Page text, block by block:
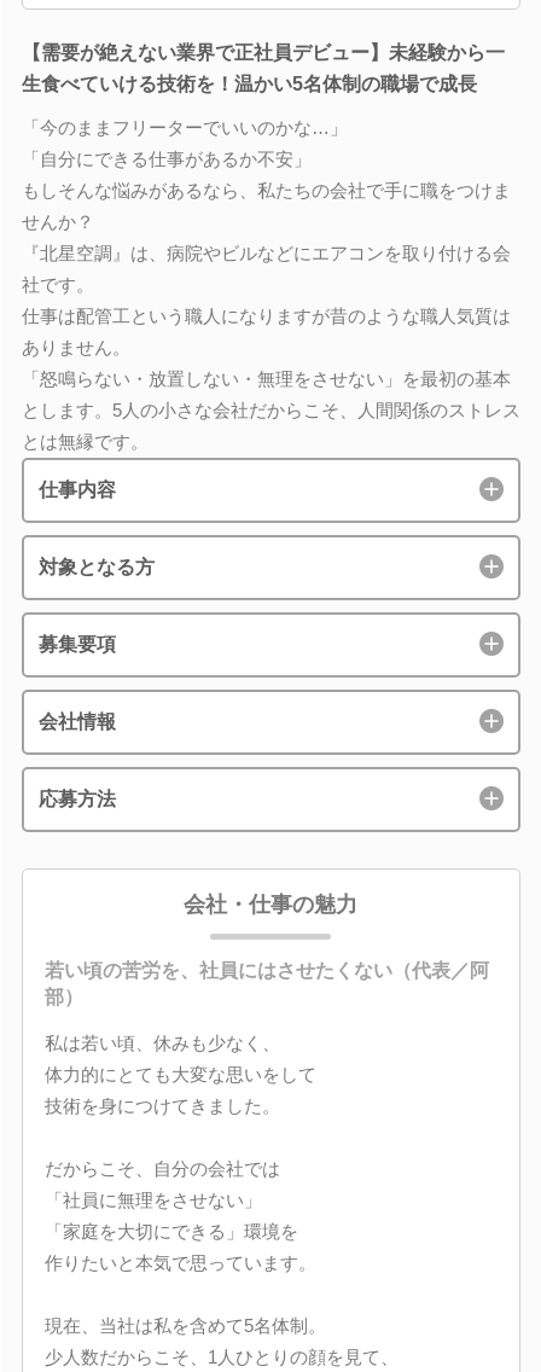
【需要が絶えない業界で正社員デビュー】未経験から一
生食べていける技術を！温かい5名体制の職場で成長
「今のままフリーターでいいのかな…」
「自分にできる仕事があるか不安」
もしそんな悩みがあるなら、私たちの会社で手に職をつけま
せんか？
『北星空調』は、病院やビルなどにエアコンを取り付ける会
社です。
仕事は配管工という職人になりますが昔のような職人気質は
ありません。
「怒鳴らない・放置しない・無理をさせない」を最初の基本
とします。5人の小さな会社だからこそ、人間関係のストレス
とは無縁です。
仕事内容
対象となる方
募集要項
会社情報
応募方法
会社・仕事の魅力
若い頃の苦労を、社員にはさせたくない（代表／阿
部）
私は若い頃、休みも少なく、
体力的にとても大変な思いをして
技術を身につけてきました。
だからこそ、自分の会社では
「社員に無理をさせない」
「家庭を大切にできる」環境を
作りたいと本気で思っています。
現在、当社は私を含めて5名体制。
少人数だからこそ、1人ひとりの顔を見て、